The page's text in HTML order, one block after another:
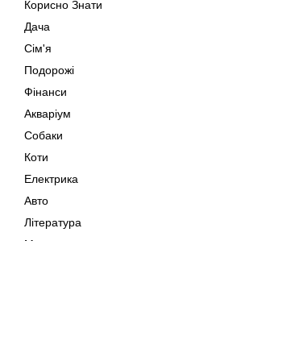
Корисно Знати
Дача
Сім'я
Подорожі
Фінанси
Акваріум
Собаки
Коти
Електрика
Авто
Література
Музика